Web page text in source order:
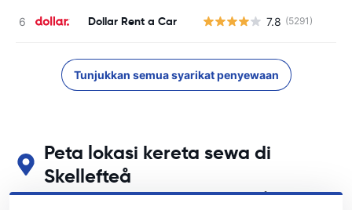
Dollar Rent a Car 7.8 (5291)
Tunjukkan semua syarikat penyewaan
Peta lokasi kereta sewa di
Skellefteå
Lihat lokasi sewa kereta utama kami di Skellefteå